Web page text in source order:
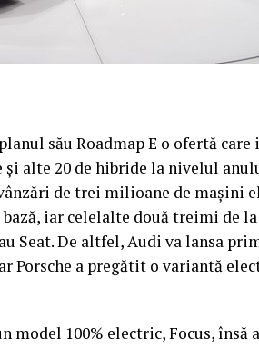
său Roadmap E o ofertă care
alte 20 de hibride la nivelul
de trei milioane de maşini
iar celelalte două treimi de
Seat. De altfel, Audi va lansa
Porsche a pregătit o variantă
100% electric, Focus, însă